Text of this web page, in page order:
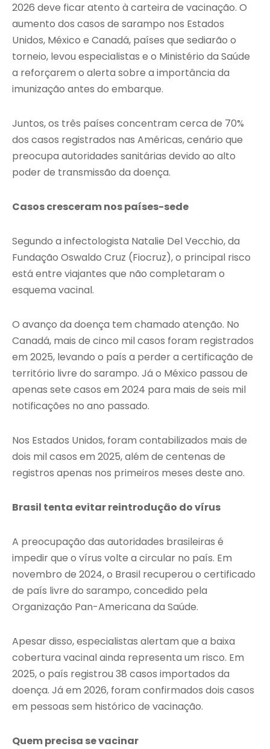
2026 deve ficar atento à carteira de vacinação. O
aumento dos casos de sarampo nos Estados
Unidos, México e Canadá, países que sediarão o
torneio, levou especialistas e o Ministério da Saúde
a reforçarem o alerta sobre a importância da
imunização antes do embarque.
Juntos, os três países concentram cerca de 70%
dos casos registrados nas Américas, cenário que
preocupa autoridades sanitárias devido ao alto
poder de transmissão da doença.
Casos cresceram nos países-sede
Segundo a infectologista Natalie Del Vecchio, da
Fundação Oswaldo Cruz (Fiocruz), o principal risco
está entre viajantes que não completaram o
esquema vacinal.
O avanço da doença tem chamado atenção. No
Canadá, mais de cinco mil casos foram registrados
em 2025, levando o país a perder a certificação de
território livre do sarampo. Já o México passou de
apenas sete casos em 2024 para mais de seis mil
notificações no ano passado.
Nos Estados Unidos, foram contabilizados mais de
dois mil casos em 2025, além de centenas de
registros apenas nos primeiros meses deste ano.
Brasil tenta evitar reintrodução do vírus
A preocupação das autoridades brasileiras é
impedir que o vírus volte a circular no país. Em
novembro de 2024, o Brasil recuperou o certificado
de país livre do sarampo, concedido pela
Organização Pan-Americana da Saúde.
Apesar disso, especialistas alertam que a baixa
cobertura vacinal ainda representa um risco. Em
2025, o país registrou 38 casos importados da
doença. Já em 2026, foram confirmados dois casos
em pessoas sem histórico de vacinação.
Quem precisa se vacinar